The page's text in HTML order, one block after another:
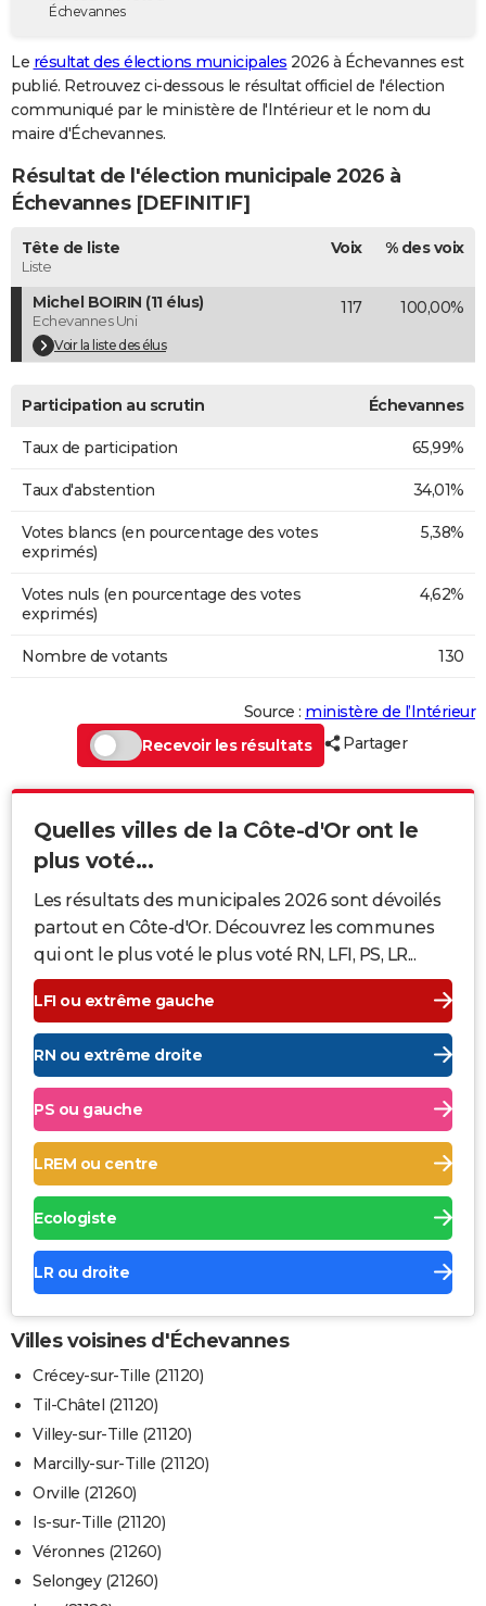
Destinations
City break
Voyage nature
Voyage de noces
Forum
GUIDES D'ACHAT
BONS PLANS
Carte de Noël
Carte Bonne année
Carte Saint-Valentin
Carte Pâques
Carte d'anniversaire
DICTIONNAIRE
Dictionnaire
Biographies
Citations
Expressions
Proverbes
PROGRAMME TV
COPAINS D'AVANT
S'inscrire
Se connecter
Lycées
Collèges
Primaires
Universités
Entreprises
Service militaire
Avis de recherche
AVIS DE DÉCÈS
Bricolage
Television
Échevannes
Le résultat des élections municipales 2026 à Échevannes est
publié. Retrouvez ci-dessous le résultat officiel de l'élection
communiqué par le ministère de l'Intérieur et le nom du
maire d'Échevannes.
Résultat de l'élection municipale 2026 à
Échevannes [DEFINITIF]
Tête de liste
Liste
Voix % des voix
Michel BOIRIN (11 élus)
Echevannes Uni
Voir la liste des élus
117 100,00%
Participation au scrutin Échevannes
Taux de participation 65,99%
Taux d'abstention 34,01%
Votes blancs (en pourcentage des votes
exprimés)
5,38%
Votes nuls (en pourcentage des votes
exprimés)
4,62%
Nombre de votants 130
Source : ministère de l’Intérieur
Recevoir les résultats
Partager
Quelles villes de la Côte-d'Or ont le
plus voté...
Les résultats des municipales 2026 sont dévoilés
partout en Côte-d'Or. Découvrez les communes
qui ont le plus voté le plus voté RN, LFI, PS, LR...
LFI ou extrême gauche
RN ou extrême droite
PS ou gauche
LREM ou centre
Ecologiste
LR ou droite
Villes voisines d'Échevannes
Crécey-sur-Tille (21120)
Til-Châtel (21120)
Villey-sur-Tille (21120)
Marcilly-sur-Tille (21120)
Orville (21260)
Is-sur-Tille (21120)
Véronnes (21260)
Selongey (21260)